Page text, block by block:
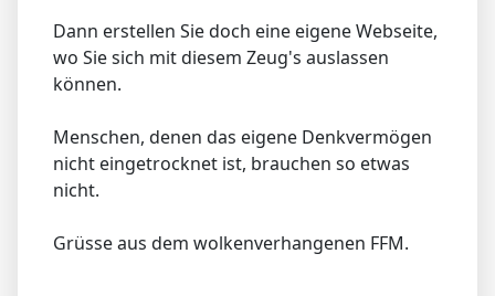
Dann erstellen Sie doch eine eigene Webseite,
wo Sie sich mit diesem Zeug's auslassen
können.
Menschen, denen das eigene Denkvermögen
nicht eingetrocknet ist, brauchen so etwas
nicht.
Grüsse aus dem wolkenverhangenen FFM.